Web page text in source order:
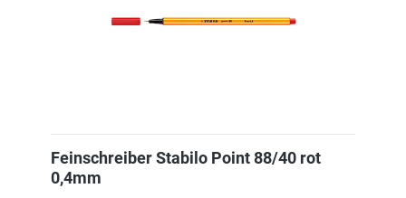
Feinschreiber Stabilo Point 88/40 rot
0,4mm